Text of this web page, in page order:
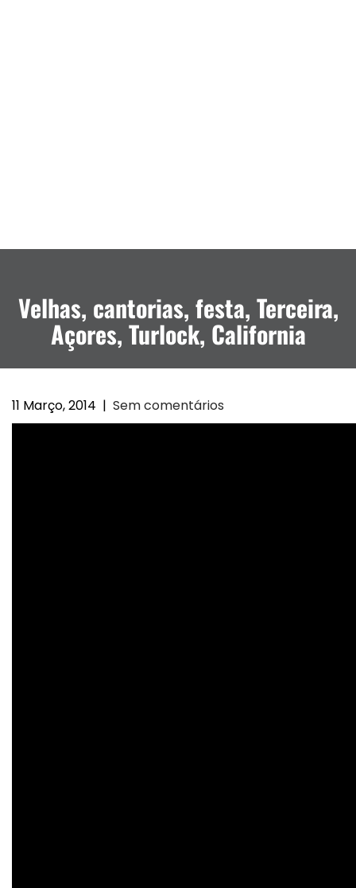
Velhas, cantorias, festa, Terceira,
Açores, Turlock, California
11 Março, 2014 | Sem comentários